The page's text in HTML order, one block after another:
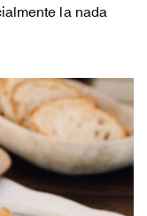
la nada